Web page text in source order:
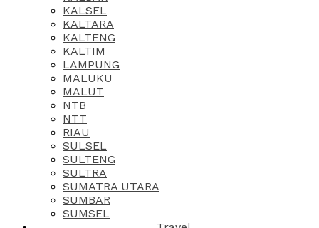
KALSEL
KALTARA
KALTENG
KALTIM
LAMPUNG
MALUKU
MALUT
NTB
NTT
RIAU
SULSEL
SULTENG
SULTRA
SUMATRA UTARA
SUMBAR
SUMSEL